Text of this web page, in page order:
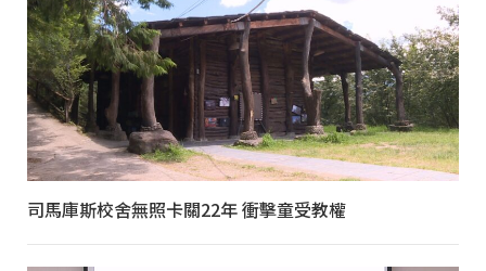
司馬庫斯校舍無照卡關22年 衝擊童受教權